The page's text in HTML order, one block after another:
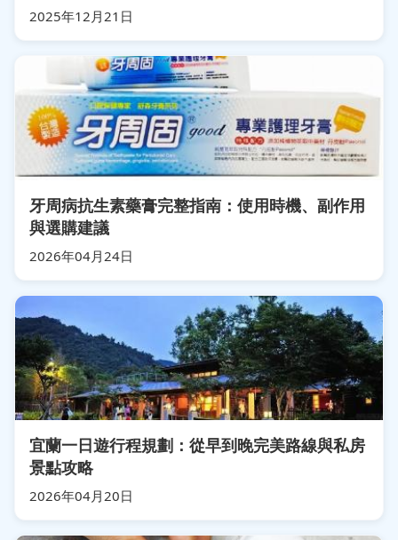
2025年12月21日
牙周病抗生素藥膏完整指南：使用時機、副作用
與選購建議
2026年04月24日
宜蘭一日遊行程規劃：從早到晚完美路線與私房
景點攻略
2026年04月20日